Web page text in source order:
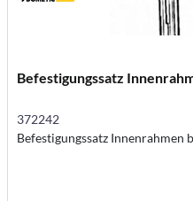
Befestigungssatz
372242
Befestigungssatz Innenrahmen